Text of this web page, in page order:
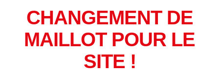
CHANGEMENT DE
MAILLOT POUR LE
SITE !